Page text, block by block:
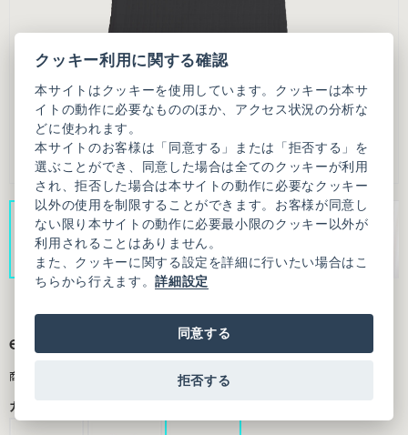
eyelet tereko camisole
商品番号：7001CT016261F20
カラー
クッキー利用に関する確認
本サイトはクッキーを使用しています。クッキーは本サ
イトの動作に必要なもののほか、アクセス状況の分析な
どに使われます。
本サイトのお客様は「同意する」または「拒否する」を
選ぶことができ、同意した場合は全てのクッキーが利用
され、拒否した場合は本サイトの動作に必要なクッキー
以外の使用を制限することができます。お客様が同意し
ない限り本サイトの動作に必要最小限のクッキー以外が
利用されることはありません。
また、クッキーに関する設定を詳細に行いたい場合はこ
ちらから行えます。詳細設定
同意する
拒否する